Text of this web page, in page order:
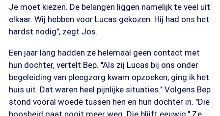
Je moet kiezen. De belangen liggen namelijk te veel uit
elkaar. Wij hebben voor Lucas gekozen. Hij had ons het
hardst nodig", zegt Jos.
Een jaar lang hadden ze helemaal geen contact met
hun dochter, vertelt Bep. "Als zij Lucas bij ons onder
begeleiding van pleegzorg kwam opzoeken, ging ik het
huis uit. Dat waren heel pijnlijke situaties." Volgens Bep
stond vooral woede tussen hen en hun dochter in. "Die
boosheid gaat nooit meer weg. Die blijft eeuwig." Ze